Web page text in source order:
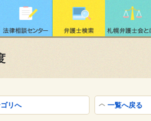
リへ 一覧へ戻る